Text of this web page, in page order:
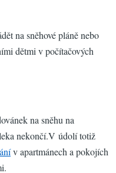
na sněhové pláně nebo
dětmi v počítačových
na sněhu na
nekončí.V údolí totiž
v apartmánech a pokojích